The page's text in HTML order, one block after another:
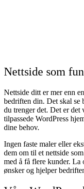
Nettside som
Nettside ditt er mer enn
bedriften din. Det skal se
du trenger det. Det er det
tilpassede WordPress
dine behov.
Ingen faste maler eller
dem om til et nettside
med å få flere kunder. La
ønsker og hjelper